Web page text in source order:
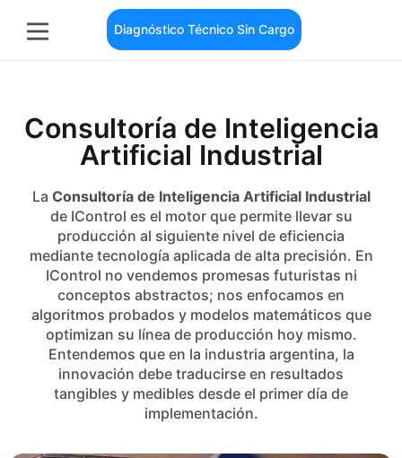
Diagnóstico Técnico Sin Cargo
Consultoría de Inteligencia
Artificial Industrial
La Consultoría de Inteligencia Artificial Industrial
de IControl es el motor que permite llevar su
producción al siguiente nivel de eficiencia
mediante tecnología aplicada de alta precisión. En
IControl no vendemos promesas futuristas ni
conceptos abstractos; nos enfocamos en
algoritmos probados y modelos matemáticos que
optimizan su línea de producción hoy mismo.
Entendemos que en la industria argentina, la
innovación debe traducirse en resultados
tangibles y medibles desde el primer día de
implementación.